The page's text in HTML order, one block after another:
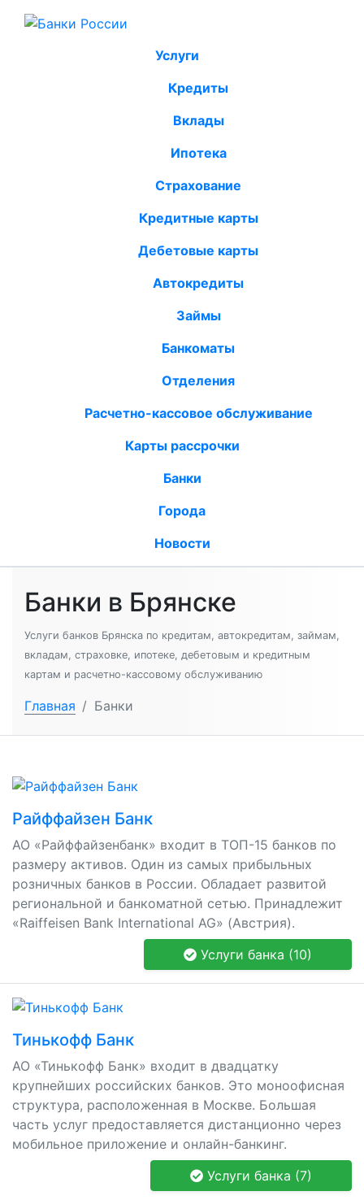
Услуги
Кредиты
Вклады
Ипотека
Страхование
Кредитные карты
Дебетовые карты
Автокредиты
Займы
Банкоматы
Отделения
Расчетно-кассовое обслуживание
Карты рассрочки
Банки
Города
Новости
Банки в Брянске
Услуги банков Брянска по кредитам, автокредитам, займам,
вкладам, страховке, ипотеке, дебетовым и кредитным
картам и расчетно-кассовому обслуживанию
Главная / Банки
Райффайзен Банк
АО «Райффайзенбанк» входит в ТОП-15 банков по
размеру активов. Один из самых прибыльных
розничных банков в России. Обладает развитой
региональной и банкоматной сетью. Принадлежит
«Raiffeisen Bank International AG» (Австрия).
Услуги банка (10)
Тинькофф Банк
АО «Тинькофф Банк» входит в двадцатку
крупнейших российских банков. Это моноофисная
структура, расположенная в Москве. Большая
часть услуг предоставляется дистанционно через
мобильное приложение и онлайн-банкинг.
Услуги банка (7)